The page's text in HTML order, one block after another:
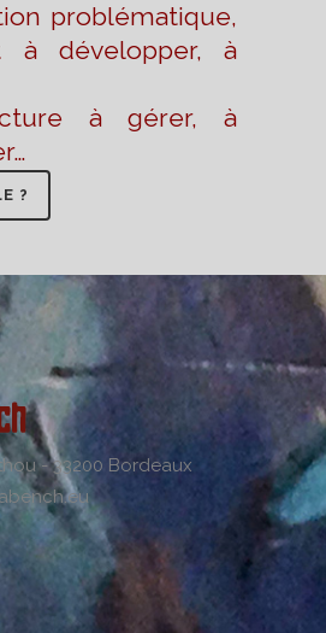
problématique,
à développer, à
à gérer, à
?
- 33200 Bordeaux